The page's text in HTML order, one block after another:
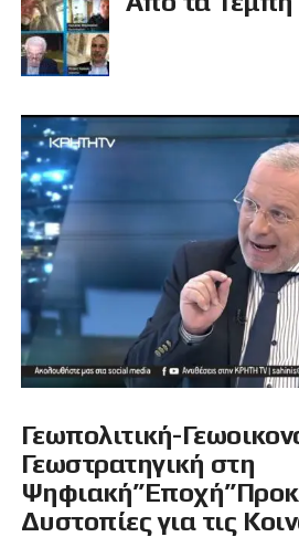
Γεωπολιτική-
Γεωστρατηγική στη
Δυστοπίες για τις